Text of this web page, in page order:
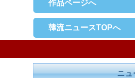
作品ページへ
韓流ニュースTOPへ
ニュ